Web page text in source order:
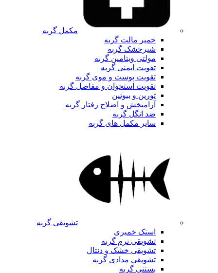
مکمل گربه
خمیر مالت گربه
شیرخشک گربه
مولتی ویتامین گربه
تقویت ایمنی گربه
تقویت پوست و موی گربه
تقویت استخوان و مفاصل گربه
تورین و بیوتین
آرامبخش و اصلاح رفتار گربه
ضد انگل گربه
سایر مکمل های گربه
تشویقی گربه
اسنک خمیری
تشویقی نرم گربه
تشویقی خشک و دنتال
تشویقی مدادی گربه
بستنی گربه